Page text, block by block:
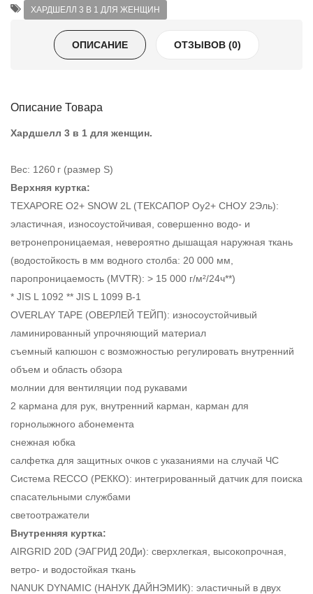
ХАРДШЕЛЛ 3 В 1 ДЛЯ ЖЕНЩИН
ОПИСАНИЕ ОТЗЫВОВ (0)
Описание Товара
Хардшелл 3 в 1 для женщин.
Вес: 1260 г (pазмер S)
Верхняя куртка:
TEXAPORE O2+ SNOW 2L (ТЕКСАПОР Оу2+ СНОУ 2Эль):
эластичная, износоустойчивая, совершенно водо- и
ветронепроницаемая, невероятно дышащая наружная ткань
(водостойкость в мм водного столба: 20 000 мм,
паропроницаемость (MVTR): > 15 000 г/м²/24ч**)
* JIS L 1092 ** JIS L 1099 B-1
OVERLAY TAPE (ОВЕРЛЕЙ ТЕЙП): износоустойчивый
ламинированный упрочняющий материал
съемный капюшон с возможностью регулировать внутренний
объем и область обзора
молнии для вентиляции под рукавами
2 кармана для рук, внутренний карман, карман для
горнолыжного абонемента
снежная юбка
салфетка для защитных очков с указаниями на случай ЧС
Система RECCO (РЕККО): интегрированный датчик для поиска
спасательными службами
светоотражатели
Внутренняя куртка:
AIRGRID 20D (ЭАГРИД 20Ди): сверхлегкая, высокопрочная,
ветро- и водостойкая ткань
NANUK DYNAMIC (НАНУК ДАЙНЭМИК): эластичный в двух